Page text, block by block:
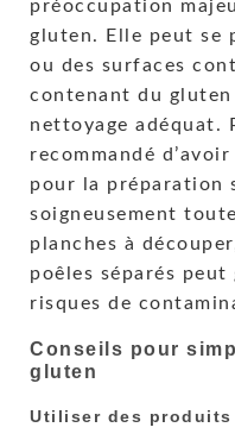
préoccupation
gluten. Elle peut se
ou des surfaces
contenant du
nettoyage adéquat.
recommandé d’avoir
pour la préparation
soigneusement
planches à
poêles séparés
risques de
Conseils pour
gluten
Utiliser des produits